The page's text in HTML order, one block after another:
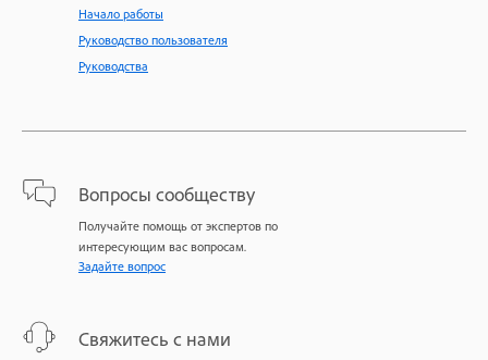
Начало работы
Руководство пользователя
Руководства
Вопросы сообществу
Получайте помощь от экспертов по
интересующим вас вопросам.
Задайте вопрос
Свяжитесь с нами